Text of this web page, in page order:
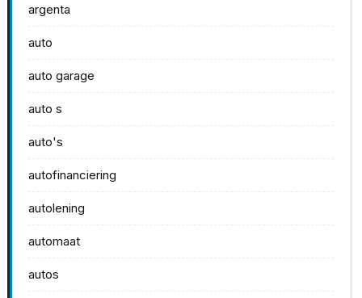
argenta
auto
auto garage
auto s
auto's
autofinanciering
autolening
automaat
autos